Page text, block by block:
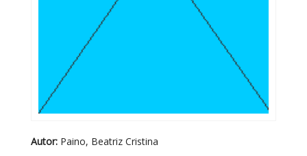
Autor: Paino, Beatriz Cristina